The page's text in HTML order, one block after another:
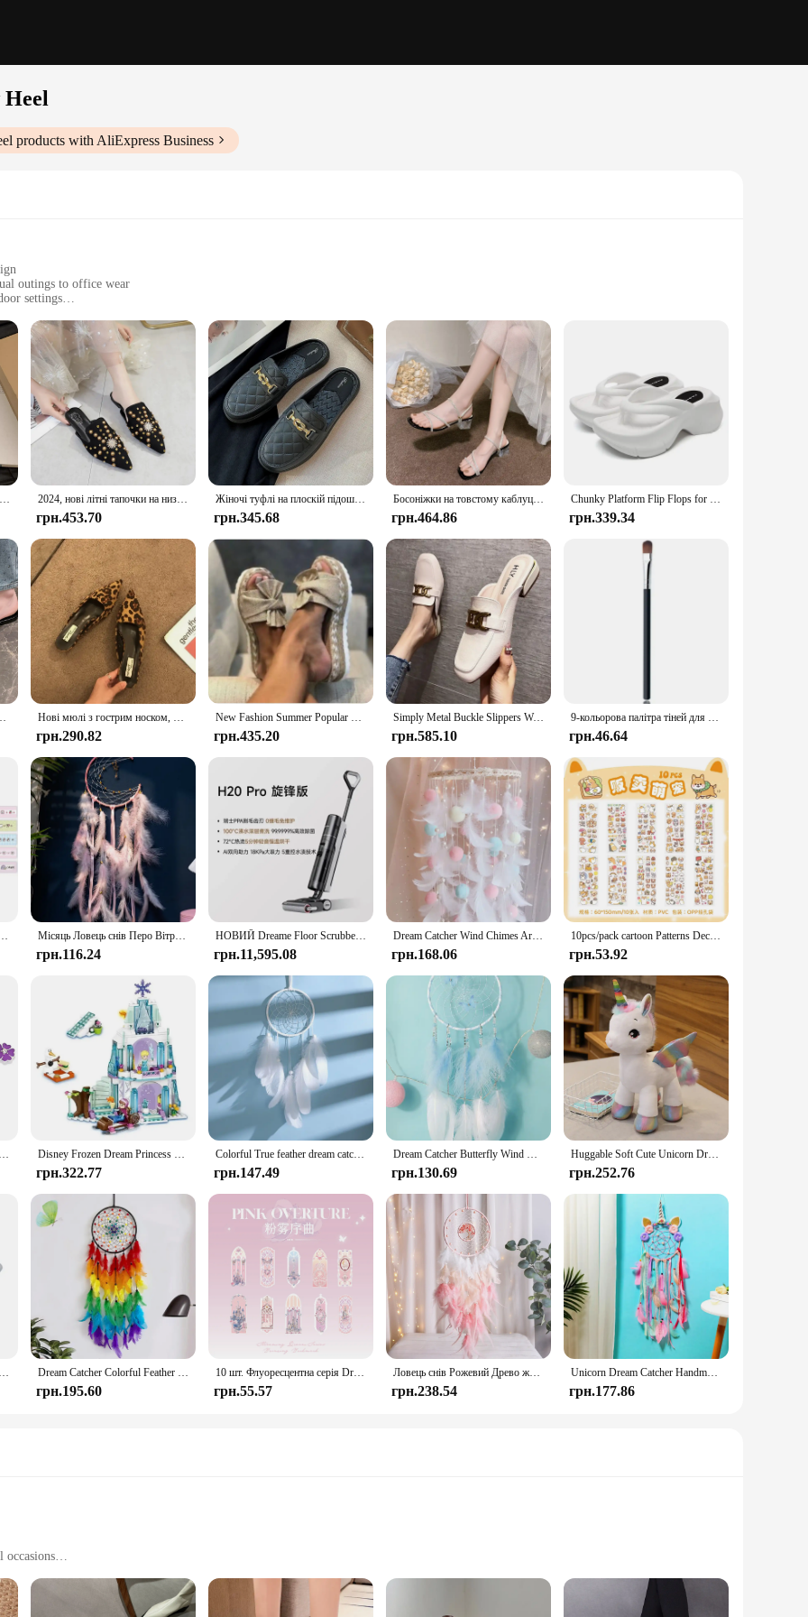
products with AliExpress Business
outings to office wear
settings
fit
are the epitome of style and comfort. Designed with a chunky low heel, these shoes offer a touch of elegance without compromising
appreciate a contemporary look while maintaining a professional appearance. Whether you're heading to the office or enjoying a casual
only stylish but also built to last. The durable construction ensures that your footwear withstands the rigors of daily wear, making them a
come in a variety of sizes, ensuring that you can find the perfect fit for your foot shape. Their lightweight design means you can wear
addition to your wardrobe. The chunky low heel provides stability and support, making them ideal for extended periods of standing or
a variety of outfits, from casual jeans to more formal attire. Whether you're a vendor looking for a reliable wholesale supplier or an
PAIRS Women Chunk Low Heel Жіночі Тапочки are a smart choice.
New Pointed Toe Women Mules Slipper Fashion Candy Color Ladies Elegant Dress Sandal Square Low Heel Slip on Slides Shoes 2024, нові літні тапочки на низькому каблуці з гострим носком, повсякденні модні плоскі тапочки для жінок, дихаючі вуличні напівтапочки, жіноче взуття
грн.453.70
Жіночі туфлі на плоскій підошві Тапочки на низькому каблуці Повсякденні лофери на відкритому повітрі Кругла форма Однотонні нековзні модні одинарні
грн.345.68
Босоніжки на товстому каблуці зі стразами. Жіноче взуття для верхнього одягу 2024. Нова літня мода. Темпераментні повсякденні босоніжки.
грн.464.86
Chunky Platform Flip Flops for Women 2024 Summer Clip Toe Wedge Heel Sandals Woman Thick Sole Non Slip Beach Slippers Eva Slides
грн.339.34
2024, новий стиль, гострий носок Baotou Нові мюлі з гострим носком, модні жіночі тапочки з леопардовим принтом, повсякденне жіноче взуття, жіночі туфлі на низьких підборах, елегантні жіночі гірки на відкритому повітрі
грн.290.82
New Fashion Summer Popular Wedge Women's Sandals Cute Bow Decoration Comfortable Low Heel Women's Shoes Size35-43 Zapatos Mujer
грн.435.20
Simply Metal Buckle Slippers Women Cover Toe Mules Flats Low Heels Shoes Ladies Casual Slip On Slides House Pantuflas Femme
грн.585.10
9-кольорова палітра тіней для повік із блискітками «Сніжинка» Dream Girl Pearly Eye Shadow Matte Matte Highlights Cool Tone Charming Eyes Makeup
грн.46.64
Tape Set Dream Selling Galaxy Cute Girl Sticker Handbook DIY Material Loop Stickers Місяць Ловець снів Перо Вітряні куранти Ручна робота Настінні прикраси для спальні Подарунки на день народження Фестиваль Прикраси дому Ремесла
грн.116.24
НОВИЙ Dreame Floor Scrubber H20 Pro Integrated Washing and Mopping Machine з подвійним помічником гарячого прання, швидкого висихання
грн.11,595.08
Dream Catcher Wind Chimes Art Chimes Girls Room Decorations Bedroom Pendant Accessories Bedroom Decoration Gift Handmade Feather
грн.168.06
10pcs/pack cartoon Patterns Decorative Stationery Stickers Colorful Dream Scrapbooking DIY Diary Album Planner custom stickers
грн.53.92
Classic Purple Butterfly Flower Pendant Charm Bracelet Silver Color Dream Catcher Bead Bracelets Purple Crystal Jewelry Disney Frozen Dream Princess Elsa Ice Castle Princess Magic Castle Set Building Blocks Подарункові іграшки
грн.322.77
Colorful True feather dream catcher lights up Creative dreamcatcher girls practical special birthday gifts home decoration
грн.147.49
Dream Catcher Butterfly Wind Chimes Girls Room Pendant Bedroom Garden Outdoor Decorations Birthday Gift Creative Home Crafts
грн.130.69
Huggable Soft Cute Unicorn Dream Rainbow Plush Toy High Quality Pink Horse Sweet Girl Home Decor Sleeping Pillow Gift For Kids
грн.252.76
2024 New 100% Authentic 925 Sterling Silver Dream Catcher Feather Tassel Charm Beads for Original Pandora Bracelet DIY Jewelry Dream Catcher Colorful Feather Handmade Wind Chimes Creative Living Room Bedroom Hanging Ornaments Wall Pendant Home Decorations
грн.195.60
10 шт. Флуоресцентна серія Dream Закладка ПВХ Книжкова позначка для читання Kawaii Книжкова сторінка Маркер Листівка з повідомленнями Канцтовари
грн.55.57
Ловець снів Рожевий Древо життя Лікувальний кришталевий камінь каваї висячі прикраси Декор дитячої кімнати Різдвяні прикраси Подарунок
грн.238.54
Unicorn Dream Catcher Handmade Feather Hanging Ornaments Creative Bedroom Wall Decor Birthday Festival Gifts Home Accessories
грн.177.86
occasions
to fit a variety of foot shapes